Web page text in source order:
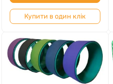
Купити в один клік